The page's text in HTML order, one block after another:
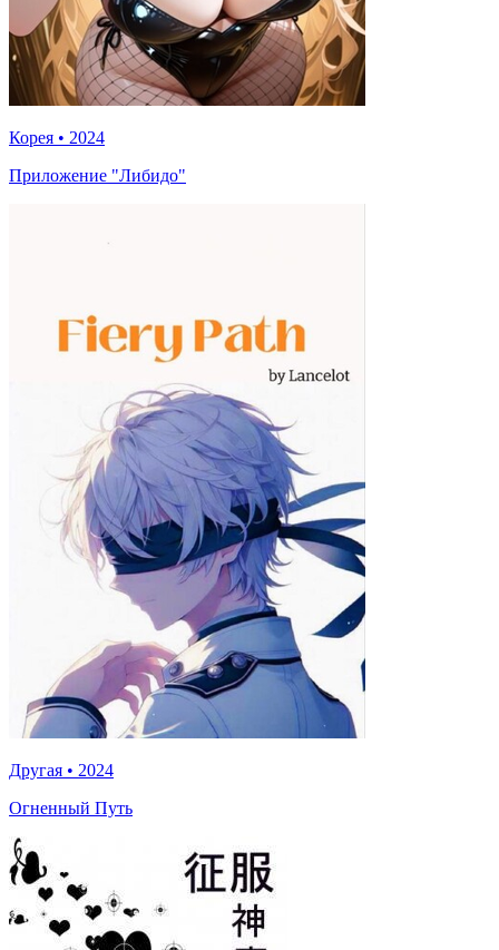
Корея • 2024
Приложение "Либидо"
Другая • 2024
Огненный Путь